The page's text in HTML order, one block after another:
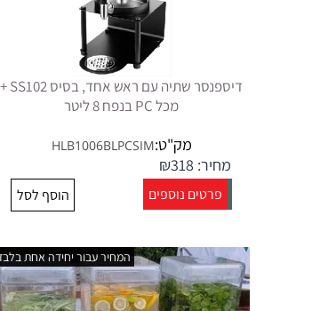
דיספנסר שתיה עם ראש אחד, בסיס SS102 +
מכל PC בנפח 8 ליטר
מק"ט:HLB1006BLPCSIM
מחיר: ₪318
פרטים נוספים הוסף לסל
המחיר עבור יחידה אחת